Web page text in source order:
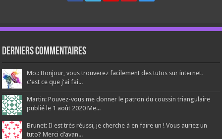
Derniers Commentaires
Mo.: Bonjour, vous trouverez facilement des tutos sur internet.
c'est ce que j'ai fai...
Martin: Pouvez-vous me donner le patron du coussin triangulaire
publié le 1 août 2020 Me...
Brunet: Il est très réussi, je cherche à en faire un ! Vous auriez un
tuto? Merci d’avan...